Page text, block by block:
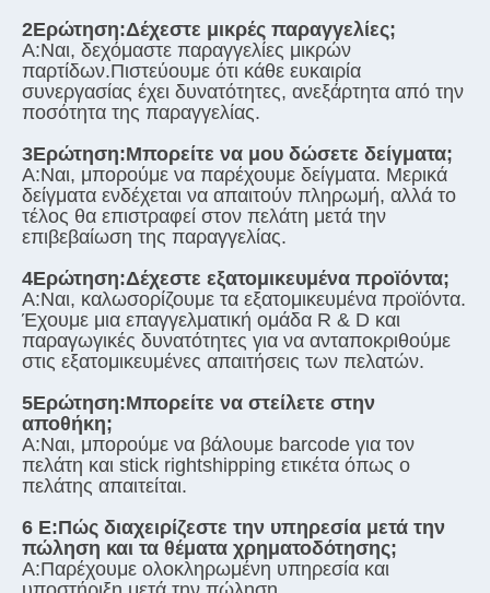
2Ερώτηση:Δέχεστε μικρές παραγγελίες;
Α:Ναι, δεχόμαστε παραγγελίες μικρών
παρτίδων.Πιστεύουμε ότι κάθε ευκαιρία
συνεργασίας έχει δυνατότητες, ανεξάρτητα από την
ποσότητα της παραγγελίας.
3Ερώτηση:Μπορείτε να μου δώσετε δείγματα;
Α:Ναι, μπορούμε να παρέχουμε δείγματα. Μερικά
δείγματα ενδέχεται να απαιτούν πληρωμή, αλλά το
τέλος θα επιστραφεί στον πελάτη μετά την
επιβεβαίωση της παραγγελίας.
4Ερώτηση:Δέχεστε εξατομικευμένα προϊόντα;
Α:Ναι, καλωσορίζουμε τα εξατομικευμένα προϊόντα.
Έχουμε μια επαγγελματική ομάδα R & D και
παραγωγικές δυνατότητες για να ανταποκριθούμε
στις εξατομικευμένες απαιτήσεις των πελατών.
5Ερώτηση:Μπορείτε να στείλετε στην
αποθήκη;
Α:Ναι, μπορούμε να βάλουμε barcode για τον
πελάτη και stick rightshipping ετικέτα όπως ο
πελάτης απαιτείται.
6 Ε:Πώς διαχειρίζεστε την υπηρεσία μετά την
πώληση και τα θέματα χρηματοδότησης;
Α:Παρέχουμε ολοκληρωμένη υπηρεσία και